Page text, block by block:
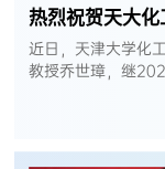
近日，天津大学化
教授乔世璋，继